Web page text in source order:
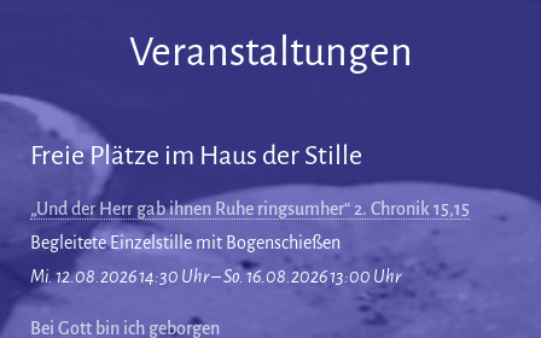
Veranstaltungen
Freie Plätze im Haus der Stille
„Und der Herr gab ihnen Ruhe ringsumher“ 2. Chronik 15,15
Begleitete Einzelstille mit Bogenschießen
Mi. 12.08.2026 14:30 Uhr – So. 16.08.2026 13:00 Uhr
Bei Gott bin ich geborgen